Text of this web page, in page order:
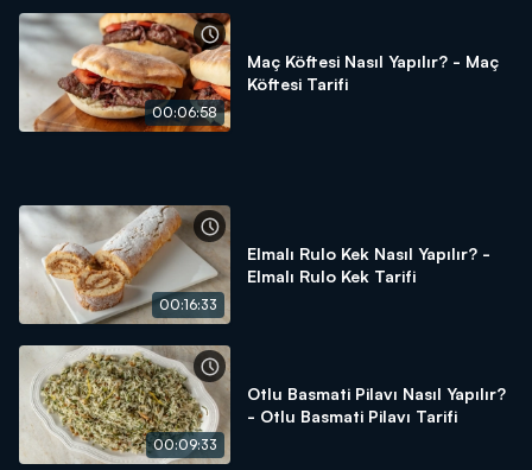
00:06:58
Maç Köftesi Nasıl Yapılır? - Maç
Köftesi Tarifi
00:16:33
Elmalı Rulo Kek Nasıl Yapılır? -
Elmalı Rulo Kek Tarifi
00:09:33
Otlu Basmati Pilavı Nasıl Yapılır?
- Otlu Basmati Pilavı Tarifi